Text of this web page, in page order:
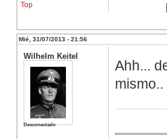
Top
Mié, 31/07/2013 - 21:56
Wilhelm Keitel
Desconectado
Ahh...